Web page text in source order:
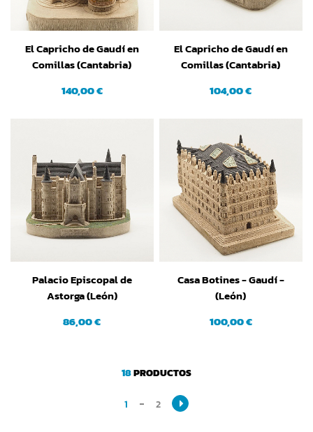
El Capricho de Gaudí en
Comillas (Cantabria)
140,00 €
El Capricho de Gaudí en
Comillas (Cantabria)
104,00 €
Palacio Episcopal de
Astorga (León)
86,00 €
Casa Botines - Gaudí -
(León)
100,00 €
18PRODUCTOS
1 2